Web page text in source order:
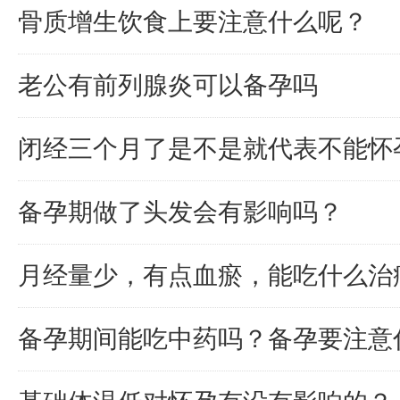
骨质增生饮食上要注意什么呢？
老公有前列腺炎可以备孕吗
闭经三个月了是不是就代表不能怀
备孕期做了头发会有影响吗？
月经量少，有点血瘀，能吃什么治
备孕期间能吃中药吗？备孕要注意